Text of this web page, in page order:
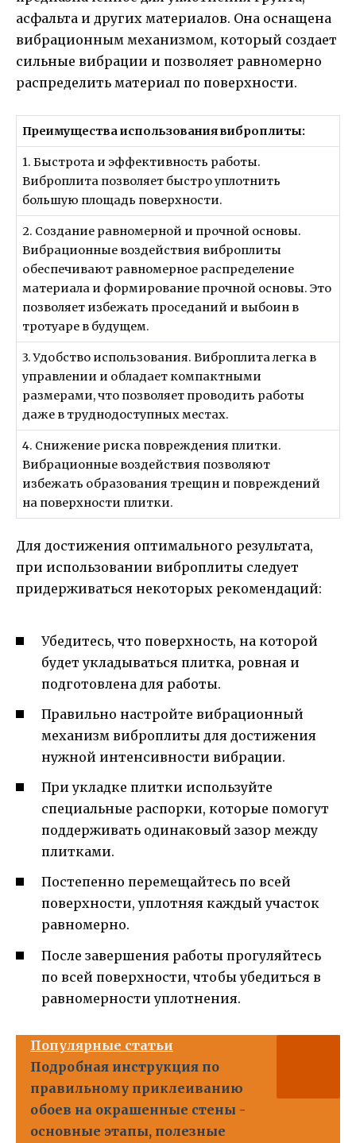
асфальта и других материалов. Она оснащена
вибрационным механизмом, который создает
сильные вибрации и позволяет равномерно
распределить материал по поверхности.
Преимущества использования виброплиты:
1. Быстрота и эффективность работы.
Виброплита позволяет быстро уплотнить
большую площадь поверхности.
2. Создание равномерной и прочной основы.
Вибрационные воздействия виброплиты
обеспечивают равномерное распределение
материала и формирование прочной основы. Это
позволяет избежать проседаний и выбоин в
тротуаре в будущем.
3. Удобство использования. Виброплита легка в
управлении и обладает компактными
размерами, что позволяет проводить работы
даже в труднодоступных местах.
4. Снижение риска повреждения плитки.
Вибрационные воздействия позволяют
избежать образования трещин и повреждений
на поверхности плитки.
Для достижения оптимального результата,
при использовании виброплиты следует
придерживаться некоторых рекомендаций:
Убедитесь, что поверхность, на которой
будет укладываться плитка, ровная и
подготовлена для работы.
Правильно настройте вибрационный
механизм виброплиты для достижения
нужной интенсивности вибрации.
При укладке плитки используйте
специальные распорки, которые помогут
поддерживать одинаковый зазор между
плитками.
Постепенно перемещайтесь по всей
поверхности, уплотняя каждый участок
равномерно.
После завершения работы прогуляйтесь
по всей поверхности, чтобы убедиться в
равномерности уплотнения.
Популярные статьи
Подробная инструкция по
правильному приклеиванию
обоев на окрашенные стены -
основные этапы, полезные